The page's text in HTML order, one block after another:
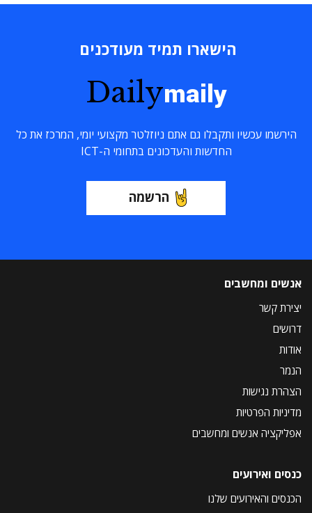
הישארו תמיד מעודכנים
Dailymaily
הירשמו עכשיו ותקבלו גם אתם ניוזלטר מקצועי יומי, המרכז את כל
החדשות והעדכונים בתחומי ה-ICT
הרשמה
אנשים ומחשבים
יצירת קשר
דרושים
אודות
הנמר
הצהרת נגישות
מדיניות הפרטיות
אפליקציה אנשים ומחשבים
כנסים ואירועים
הכנסים והאירועים שלנו